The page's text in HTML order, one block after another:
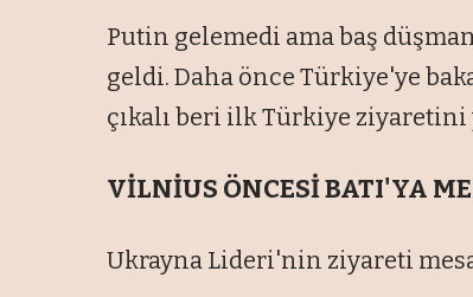
Putin gelemedi ama baş
geldi. Daha önce Türkiye'ye
çıkalı beri ilk Türkiye ziyaretini
VİLNİUS ÖNCESİ BATI'YA
Ukrayna Lideri'nin ziyareti